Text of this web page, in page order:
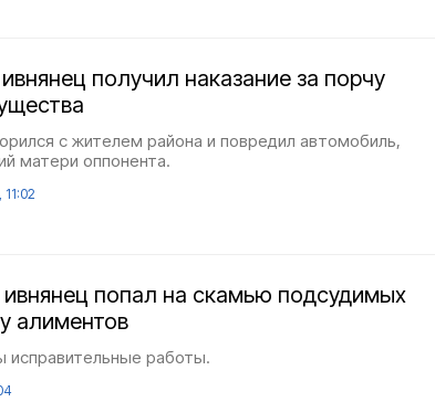
получил наказание за порчу
с жителем района и повредил автомобиль,
матери оппонента.
попал на скамью подсудимых
алиментов
исправительные работы.